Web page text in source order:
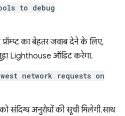
to debug
का बेहतर जवाब देने के लिए,
Lighthouse ऑडिट करेगा.
network requests on
संदिग्ध अनुरोधों की सूची मिलेगी. साथ